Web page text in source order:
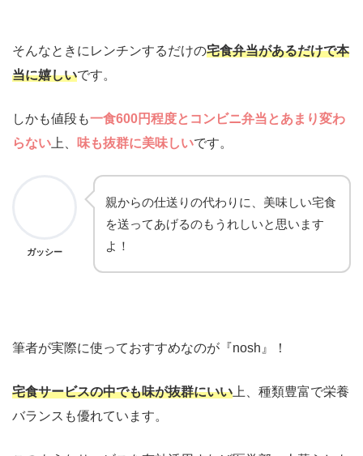
そんなときにレンチンするだけの宅食弁当があるだけで本
当に嬉しいです。
しかも値段も一食600円程度とコンビニ弁当とあまり変わ
らない上、 味も抜群に美味しいです。
ガッシー
親からの仕送りの代わりに、美味しい宅食
を送ってあげるのもうれしいと思います
よ！
筆者が実際に使っておすすめなのが『nosh』！
宅食サービスの中でも味が抜群にいい上、種類豊富で栄養
バランスも優れています。